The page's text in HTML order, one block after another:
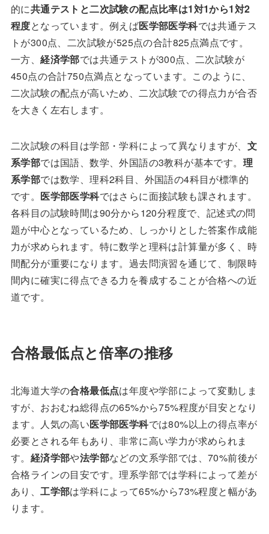
的に共通テストと二次試験の配点比率は1対1から1対2
程度となっています。例えば医学部医学科では共通テス
トが300点、二次試験が525点の合計825点満点です。
一方、経済学部では共通テストが300点、二次試験が
450点の合計750点満点となっています。このように、
二次試験の配点が高いため、二次試験での得点力が合否
を大きく左右します。
二次試験の科目は学部・学科によって異なりますが、 文
系学部では国語、数学、外国語の3教科が基本です。 理
系学部では数学、理科2科目、外国語の4科目が標準的
です。 医学部医学科ではさらに面接試験も課されます。
各科目の試験時間は90分から120分程度で、記述式の問
題が中心となっているため、しっかりとした答案作成能
力が求められます。特に数学と理科は計算量が多く、時
間配分が重要になります。過去問演習を通じて、制限時
間内に確実に得点できる力を養成することが合格への近
道です。
合格最低点と倍率の推移
北海道大学の合格最低点は年度や学部によって変動しま
すが、おおむね総得点の65%から75%程度が目安となり
ます。人気の高い医学部医学科では80%以上の得点率が
必要とされる年もあり、非常に高い学力が求められま
す。 経済学部や法学部などの文系学部では、70%前後が
合格ラインの目安です。理系学部では学科によって差が
あり、工学部は学科によって65%から73%程度と幅があ
ります。